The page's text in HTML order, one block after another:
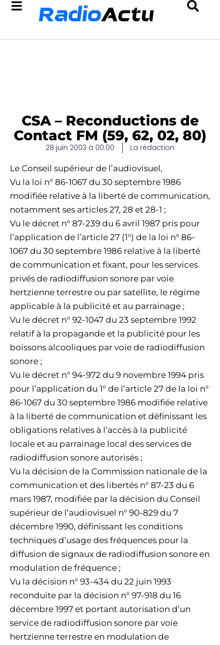
CSA – Reconductions de
Contact FM (59, 62, 02, 80)
28 juin 2003 à 00:00 La rédaction
Le Conseil supérieur de l’audiovisuel,
Vu la loi n° 86-1067 du 30 septembre 1986
modifiée relative à la liberté de communication,
notamment ses articles 27, 28 et 28-1 ;
Vu le décret n° 87-239 du 6 avril 1987 pris pour
l’application de l’article 27 (1°) de la loi n° 86-
1067 du 30 septembre 1986 relative à la liberté
de communication et fixant, pour les services
privés de radiodiffusion sonore par voie
hertzienne terrestre ou par satellite, le régime
applicable à la publicité et au parrainage ;
Vu le décret n° 92-1047 du 23 septembre 1992
relatif à la propagande et la publicité pour les
boissons alcooliques par voie de radiodiffusion
sonore ;
Vu le décret n° 94-972 du 9 novembre 1994 pris
pour l’application du 1° de l’article 27 de la loi n°
86-1067 du 30 septembre 1986 modifiée relative
à la liberté de communication et définissant les
obligations relatives à l’accès à la publicité
locale et au parrainage local des services de
radiodiffusion sonore autorisés ;
Vu la décision de la Commission nationale de la
communication et des libertés n° 87-23 du 6
mars 1987, modifiée par la décision du Conseil
supérieur de l’audiovisuel n° 90-829 du 7
décembre 1990, définissant les conditions
techniques d’usage des fréquences pour la
diffusion de signaux de radiodiffusion sonore en
modulation de fréquence ;
Vu la décision n° 93-434 du 22 juin 1993
reconduite par la décision n° 97-918 du 16
décembre 1997 et portant autorisation d’un
service de radiodiffusion sonore par voie
hertzienne terrestre en modulation de